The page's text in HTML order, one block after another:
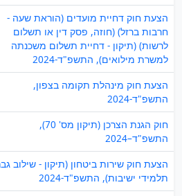
הצעת חוק דחיית מועדים (הוראת שעה -
חרבות ברזל) (חוזה, פסק דין או תשלום
לרשות) (תיקון - דחיית תשלום משכנתה
למשרת מילואים), התשפ"ד-2024
הצעת חוק מינהלת תקומה בצפון,
התשפ"ד-2024
חוק הגנת הצרכן (תיקון מס' 70),
התשפ"ד–2024
הצעת חוק שירות ביטחון (תיקון - שילוב
תלמידי ישיבות), התשפ"ד-2024